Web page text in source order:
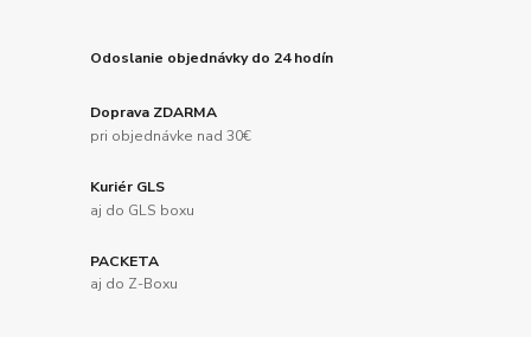
Odoslanie objednávky do 24 hodín
Doprava ZDARMA
pri objednávke nad 30€
Kuriér GLS
aj do GLS boxu
PACKETA
aj do Z-Boxu